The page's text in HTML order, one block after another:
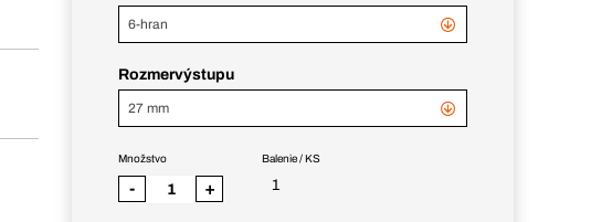
6-hran
Rozmervýstupu
27 mm
Balenie / KS
1
Množstvo
- +